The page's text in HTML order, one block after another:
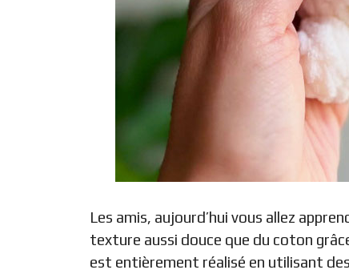
Les amis, aujourd’hui vous allez
texture aussi douce que du coton
est entièrement réalisé en utilisant